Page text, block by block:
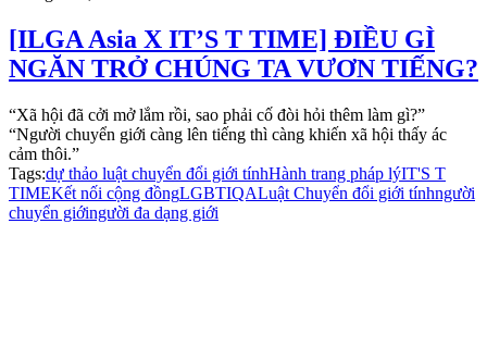
[ILGA Asia X IT’S T TIME] ĐIỀU GÌ
NGĂN TRỞ CHÚNG TA VƯƠN TIẾNG?
“Xã hội đã cởi mở lắm rồi, sao phải cố đòi hỏi thêm làm gì?”
“Người chuyển giới càng lên tiếng thì càng khiến xã hội thấy ác
cảm thôi.”
Tags:dự thảo luật chuyển đổi giới tínhHành trang pháp lýIT'S T
TIMEKết nối cộng đồngLGBTIQALuật Chuyển đổi giới tínhngười
chuyển giớingười đa dạng giới